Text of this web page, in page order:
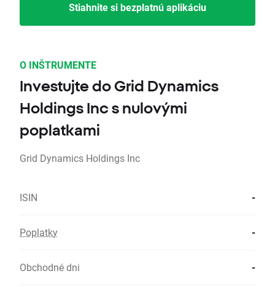
Stiahnite si bezplatnú aplikáciu
O INŠTRUMENTE
Investujte do Grid Dynamics
Holdings Inc s nulovými
poplatkami
Grid Dynamics Holdings Inc
ISIN -
Poplatky -
Obchodné dni -